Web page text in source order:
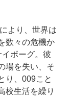
より、世界は
数々の危機か
ボーグ。彼
場を失い、そ
り、009こと
校生活を繰り